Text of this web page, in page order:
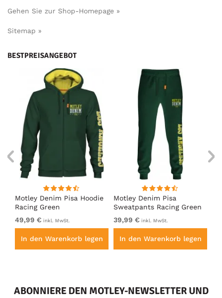
Gehen Sie zur Shop-Homepage »
Sitemap »
BESTPREISANGEBOT
Motley Denim Pisa Hoodie
Racing Green
49,99 € inkl. MwSt.
In den Warenkorb legen
Motley Denim Pisa
Sweatpants Racing Green
39,99 € inkl. MwSt.
In den Warenkorb legen
ABONNIERE DEN MOTLEY-NEWSLETTER UND